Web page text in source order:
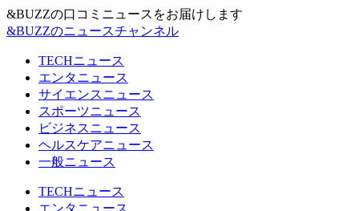
&BUZZの口コミニュースをお届けします
&BUZZのニュースチャンネル
TECHニュース
エンタニュース
サイエンスニュース
スポーツニュース
ビジネスニュース
ヘルスケアニュース
一般ニュース
TECHニュース
エンタニュース